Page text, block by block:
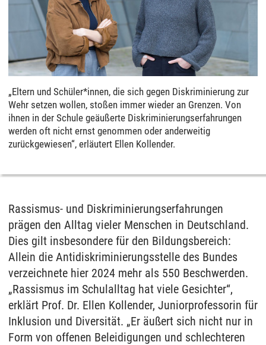
„Eltern und Schüler*innen, die sich gegen Diskriminierung zur
Wehr setzen wollen, stoßen immer wieder an Grenzen. Von
ihnen in der Schule geäußerte Diskriminierungserfahrungen
werden oft nicht ernst genommen oder anderweitig
zurückgewiesen“, erläutert Ellen Kollender.
Rassismus- und Diskriminierungserfahrungen
prägen den Alltag vieler Menschen in Deutschland.
Dies gilt insbesondere für den Bildungsbereich:
Allein die Antidiskriminierungsstelle des Bundes
verzeichnete hier 2024 mehr als 550 Beschwerden.
„Rassismus im Schulalltag hat viele Gesichter“,
erklärt Prof. Dr. Ellen Kollender, Juniorprofessorin für
Inklusion und Diversität. „Er äußert sich nicht nur in
Form von offenen Beleidigungen und schlechteren